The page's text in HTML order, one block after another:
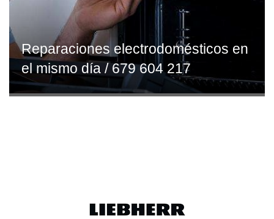
Reparaciones electrodomésticos en
el mismo día / 679 604 217